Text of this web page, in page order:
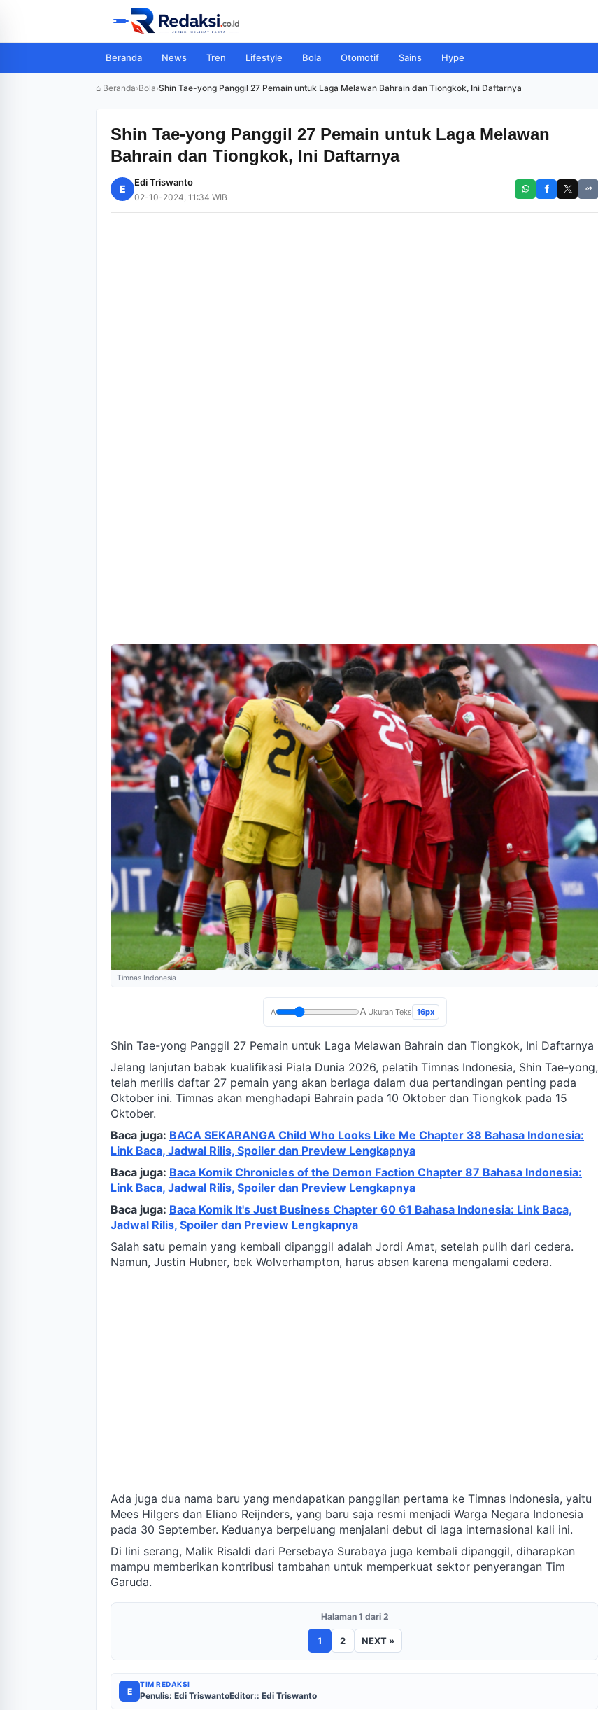
Beranda News Tren Lifestyle Bola Otomotif Sains Hype
⌂ Beranda›Bola›Shin Tae-yong Panggil 27 Pemain untuk Laga Melawan Bahrain dan Tiongkok, Ini Daftarnya
Shin Tae-yong Panggil 27 Pemain untuk Laga Melawan
Bahrain dan Tiongkok, Ini Daftarnya
E
Edi Triswanto
02-10-2024, 11:34 WIB
Timnas Indonesia
A A Ukuran Teks 16px
Shin Tae-yong Panggil 27 Pemain untuk Laga Melawan Bahrain dan Tiongkok, Ini Daftarnya
Jelang lanjutan babak kualifikasi Piala Dunia 2026, pelatih Timnas Indonesia, Shin Tae-yong,
telah merilis daftar 27 pemain yang akan berlaga dalam dua pertandingan penting pada
Oktober ini. Timnas akan menghadapi Bahrain pada 10 Oktober dan Tiongkok pada 15
Oktober.
Baca juga: BACA SEKARANGA Child Who Looks Like Me Chapter 38 Bahasa Indonesia:
Link Baca, Jadwal Rilis, Spoiler dan Preview Lengkapnya
Baca juga: Baca Komik Chronicles of the Demon Faction Chapter 87 Bahasa Indonesia:
Link Baca, Jadwal Rilis, Spoiler dan Preview Lengkapnya
Baca juga: Baca Komik It's Just Business Chapter 60 61 Bahasa Indonesia: Link Baca,
Jadwal Rilis, Spoiler dan Preview Lengkapnya
Salah satu pemain yang kembali dipanggil adalah Jordi Amat, setelah pulih dari cedera.
Namun, Justin Hubner, bek Wolverhampton, harus absen karena mengalami cedera.
Ada juga dua nama baru yang mendapatkan panggilan pertama ke Timnas Indonesia, yaitu
Mees Hilgers dan Eliano Reijnders, yang baru saja resmi menjadi Warga Negara Indonesia
pada 30 September. Keduanya berpeluang menjalani debut di laga internasional kali ini.
Di lini serang, Malik Risaldi dari Persebaya Surabaya juga kembali dipanggil, diharapkan
mampu memberikan kontribusi tambahan untuk memperkuat sektor penyerangan Tim
Garuda.
Halaman 1 dari 2
1 2 NEXT »
E
TIM REDAKSI
Penulis: Edi TriswantoEditor:: Edi Triswanto